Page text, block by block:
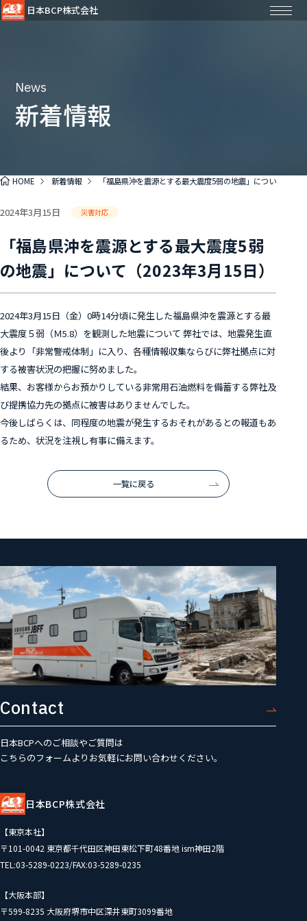
日本BCP株式会社
News
新着情報
HOME 新着情報 「福島県沖を震源とする最大震度5弱の地震」について（
2024年3月15日 災害対応
「福島県沖を震源とする最大震度5弱
の地震」について（2023年3月15日）
2024年3月15日（金）0時14分頃に発生した福島県沖を震源とする最
大震度５弱（Ｍ5.8）を観測した地震について 弊社では、地震発生直
後より「非常警戒体制」に入り、各種情報収集ならびに弊社拠点に対
する被害状況の把握に努めました。
結果、お客様からお預かりしている非常用石油燃料を備蓄する弊社及
び提携協力先の拠点に被害はありませんでした。
今後しばらくは、同程度の地震が発生するおそれがあるとの報道もあ
るため、状況を注視し有事に備えます。
一覧に戻る
Contact
日本BCPへのご相談やご質問は
こちらのフォームよりお気軽にお問い合わせください。
日本BCP株式会社
【東京本社】
〒101-0042 東京都千代田区神田東松下町48番地 ism神田2階
TEL:03-5289-0223/FAX:03-5289-0235
【大阪本部】
〒599-8235 大阪府堺市中区深井東町3099番地